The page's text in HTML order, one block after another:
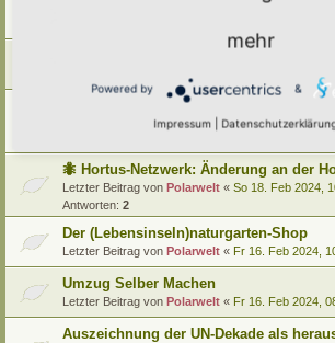
So 28. Sep 2025,
Dateien hochladen
Letzter Beitrag vonPolarwelt «Fr 17. Mai 2024,
🐜 Hortus-Netzwerk: Änderung an der
Letzter Beitrag von Polarwelt « So 18. Feb 2024,
Antworten: 2
Der (Lebensinseln)naturgarten-Shop
Letzter Beitrag von Polarwelt « Fr 16. Feb 2024,
Umzug Selber Machen
Letzter Beitrag von Polarwelt « Fr 16. Feb 2024,
Auszeichnung der UN-Dekade als
mehr
Powered by &
Impressum